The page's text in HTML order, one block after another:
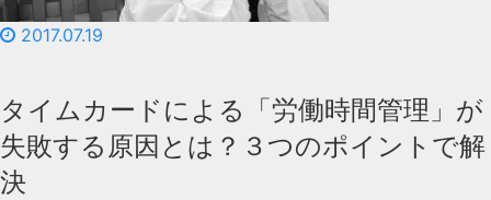
2017.07.19
タイムカードによる「労働時間管理」が
失敗する原因とは？３つのポイントで解
決